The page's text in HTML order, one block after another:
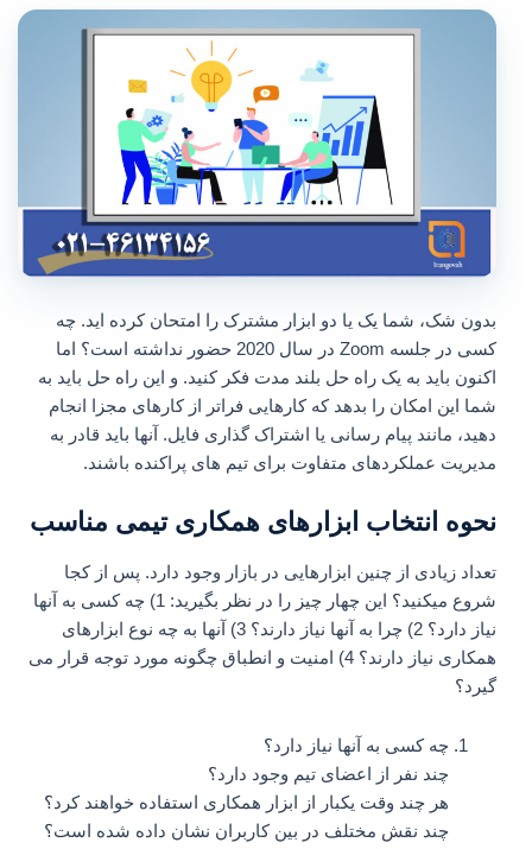
بدون شک، شما یک یا دو ابزار مشترک را امتحان کرده اید. چه
کسی در جلسه Zoom در سال 2020 حضور نداشته است؟ اما
اکنون باید به یک راه حل بلند مدت فکر کنید. و این راه حل باید به
شما این امکان را بدهد که کارهایی فراتر از کارهای مجزا انجام
دهید، مانند پیام رسانی یا اشتراک گذاری فایل. آنها باید قادر به
مدیریت عملکردهای متفاوت برای تیم های پراکنده باشند.
نحوه انتخاب ابزارهای همکاری تیمی مناسب
تعداد زیادی از چنین ابزارهایی در بازار وجود دارد. پس از کجا
شروع میکنید؟ این چهار چیز را در نظر بگیرید: 1) چه کسی به آنها
نیاز دارد؟ 2) چرا به آنها نیاز دارند؟ 3) آنها به چه نوع ابزارهای
همکاری نیاز دارند؟ 4) امنیت و انطباق چگونه مورد توجه قرار می
گیرد؟
چه کسی به آنها نیاز دارد؟
چند نفر از اعضای تیم وجود دارد؟
هر چند وقت یکبار از ابزار همکاری استفاده خواهند کرد؟
چند نقش مختلف در بین کاربران نشان داده شده است؟